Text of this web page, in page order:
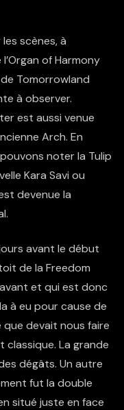
scènes, à
of Harmony
Tomorrowland
à observer.
est aussi venue
Arch. En
noter la Tulip
Kara Savi ou
devenue la
avant le début
de la Freedom
et qui est donc
à eu pour cause de
que devait nous faire
La grande
dégâts. Un autre
fut la double
situé juste en face